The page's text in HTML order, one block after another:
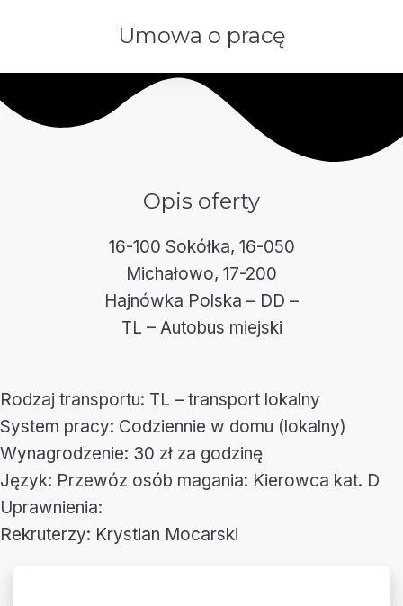
Umowa o pracę
Opis oferty
16-100 Sokółka, 16-050
Michałowo, 17-200
Hajnówka Polska – DD –
TL – Autobus miejski
Rodzaj transportu: TL – transport lokalny
System pracy: Codziennie w domu (lokalny)
Wynagrodzenie: 30 zł za godzinę
Język: Przewóz osób magania: Kierowca kat. D
Uprawnienia:
Rekruterzy: Krystian Mocarski